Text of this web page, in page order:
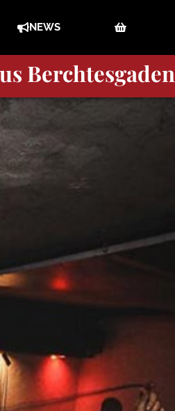
NEWS
Berchtesgaden